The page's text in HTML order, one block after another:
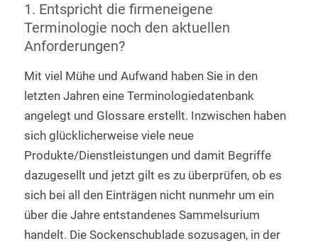
1. Entspricht die firmeneigene
Terminologie noch den aktuellen
Anforderungen?
Mit viel Mühe und Aufwand haben Sie in den
letzten Jahren eine Terminologiedatenbank
angelegt und Glossare erstellt. Inzwischen haben
sich glücklicherweise viele neue
Produkte/Dienstleistungen und damit Begriffe
dazugesellt und jetzt gilt es zu überprüfen, ob es
sich bei all den Einträgen nicht nunmehr um ein
über die Jahre entstandenes Sammelsurium
handelt. Die Sockenschublade sozusagen, in der